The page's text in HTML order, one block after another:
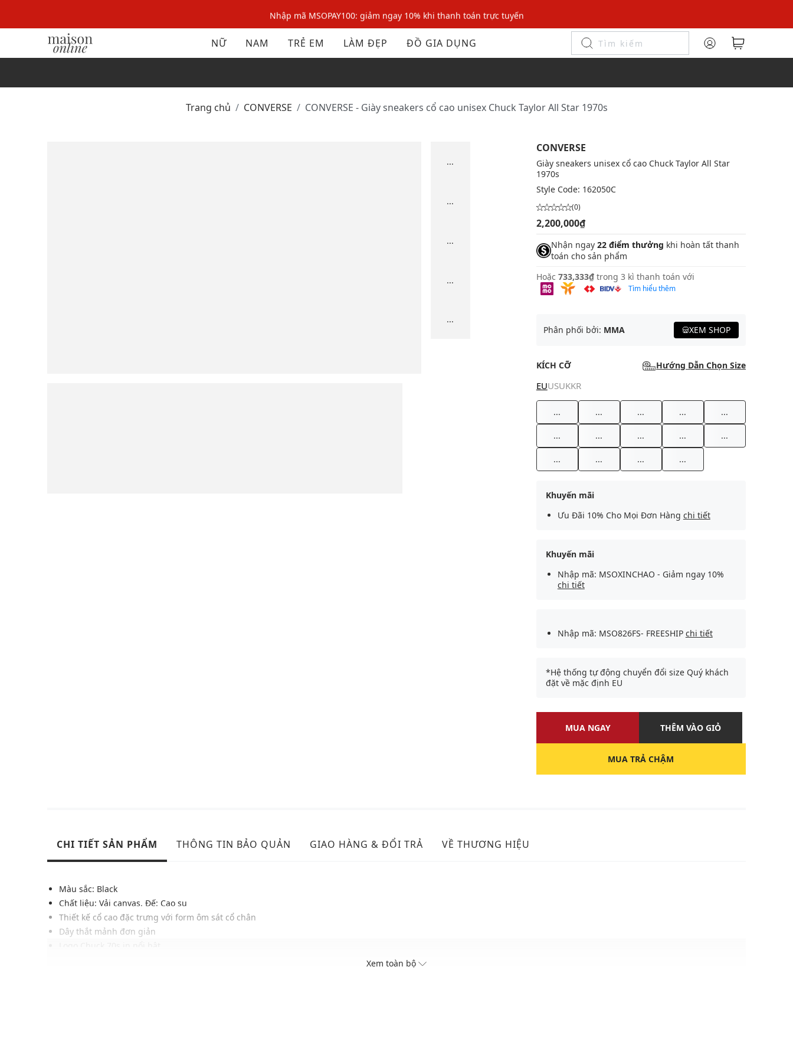
Nhập mã MSOPAY100: giảm ngay 10% khi thanh toán trực tuyến
Nhập mã: MSOXINCHAO - Giảm 10% đơn đầu cho thành viên mới!
Nhập mã MSOPAY100: giảm ngay 10% khi thanh toán trực tuyến
NỮ NAM TRẺ EM LÀM ĐẸP ĐỒ GIA DỤNG
Trang chủ CONVERSE CONVERSE - Giày sneakers cổ cao unisex Chuck Taylor All Star 1970s
...
...
...
...
...
CONVERSE
Giày sneakers unisex cổ cao Chuck Taylor All Star
1970s
Style Code: 162050C
(0)
2,200,000₫
Nhận ngay 22 điểm thưởng khi hoàn tất thanh
toán cho sản phẩm
Hoặc 733,333₫ trong 3 kì thanh toán với
Tìm hiểu thêm
Phân phối bởi: MMA XEM SHOP
KÍCH CỠ Hướng Dẫn Chọn Size
EUUSUKKR
... ... ... ... ...
... ... ... ... ...
... ... ... ...
Khuyến mãi
Ưu Đãi 10% Cho Mọi Đơn Hàng chi tiết
Khuyến mãi
Nhập mã: MSOXINCHAO - Giảm ngay 10%
chi tiết
Nhập mã: MSO826FS- FREESHIP chi tiết
*Hệ thống tự động chuyển đổi size Quý khách
đặt về mặc định EU
MUA NGAY THÊM VÀO GIỎ
MUA TRẢ CHẬM
CHI TIẾT SẢN PHẨM THÔNG TIN BẢO QUẢN GIAO HÀNG & ĐỔI TRẢ VỀ THƯƠNG HIỆU
Màu sắc: Black
Chất liệu: Vải canvas. Đế: Cao su
Thiết kế cổ cao đặc trưng với form ôm sát cổ chân
Dây thắt mảnh đơn giản
Xem toàn bộ